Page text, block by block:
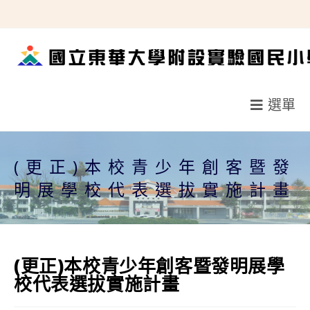
轉
選單
(更正)本校青少年創客暨發
明展學校代表選拔實施計畫
(更正)本校青少年創客暨發明展學
校代表選拔實施計畫